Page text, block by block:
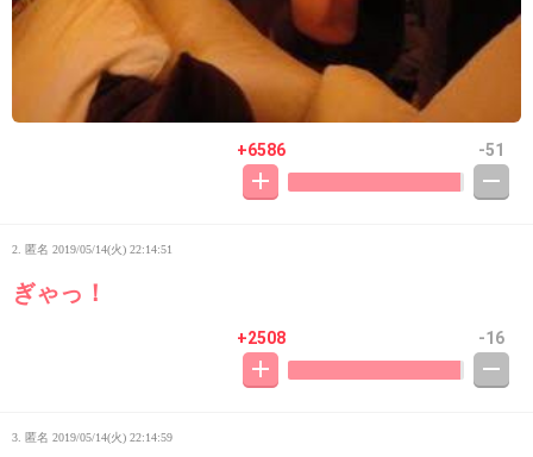
+6586 -51
2. 匿名 2019/05/14(火) 22:14:51
ぎゃっ！
+2508 -16
3. 匿名 2019/05/14(火) 22:14:59